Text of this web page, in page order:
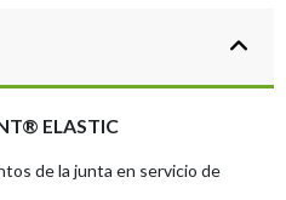
ELASTIC
de la junta en servicio de